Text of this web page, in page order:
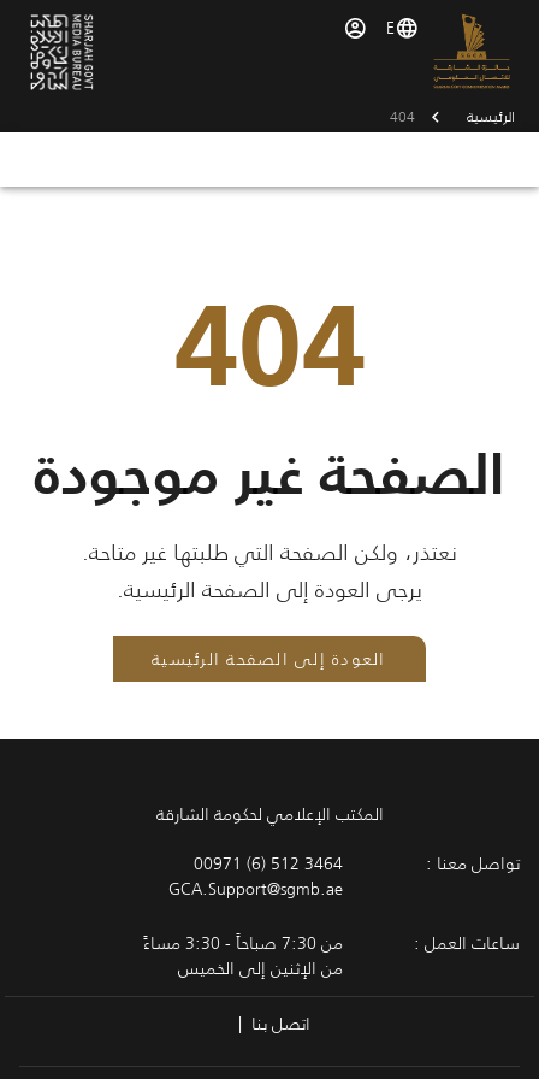
E
الرئيسية 404
404
الصفحة غير موجودة
نعتذر، ولكن الصفحة التي طلبتها غير متاحة.
يرجى العودة إلى الصفحة الرئيسية.
العودة إلى الصفحة الرئيسية
المكتب الإعلامي لحكومة الشارقة
تواصل معنا :
00971 (6) 512 3464
GCA.Support@sgmb.ae
ساعات العمل :
من 7:30 صباحاً - 3:30 مساءً
من الإثنين إلى الخميس
اتصل بنا